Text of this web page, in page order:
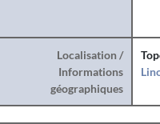
Localisation /
Informations
géographiques